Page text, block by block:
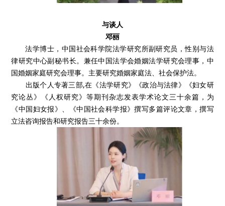
与谈人
邓丽
法学博士，中国社会科学院法学研究所副研究员，性别与法
律研究中心副秘书长。兼任中国法学会婚姻法学研究会理事，中
国婚姻家庭研究会理事。主要研究婚姻家庭法、社会保护法。
出版个人专著三部,在《法学研究》《政治与法律》《妇女研
究论丛》《人权研究》等期刊杂志发表学术论文三十余篇，为
《中国妇女报》、《中国社会科学报》撰写多篇评论文章，撰写
立法咨询报告和研究报告三十余份。